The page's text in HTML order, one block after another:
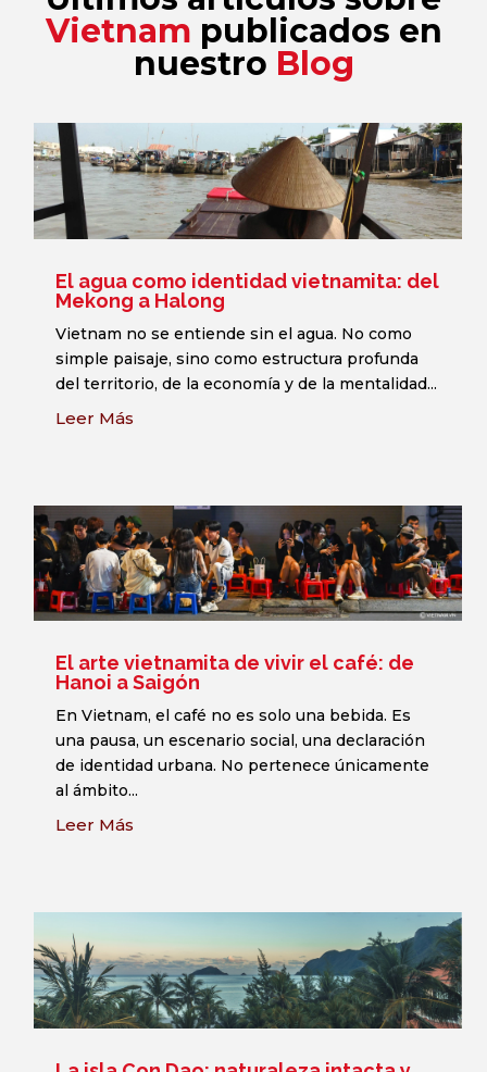
Últimos artículos sobre
publicados en
nuestroBlog
El agua como identidad vietnamita: del
Mekong a Halong
Vietnam no se entiende sin el agua. No como
simple paisaje, sino como estructura profunda
El arte vietnamita de vivir el café: de
Hanoi a Saigón
En Vietnam, el café no es solo una bebida. Es
una pausa, un escenario social, una declaración
de identidad urbana. No pertenece únicamente